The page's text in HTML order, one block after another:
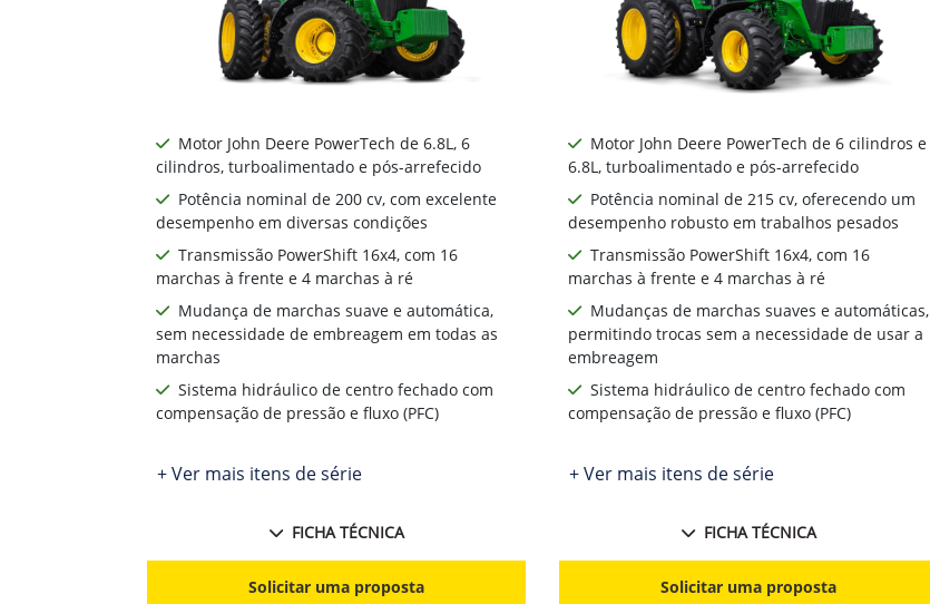
Motor John Deere PowerTech de 6.8L, 6
cilindros, turboalimentado e pós-arrefecido
Potência nominal de 200 cv, com excelente
desempenho em diversas condições
Transmissão PowerShift 16x4, com 16
marchas à frente e 4 marchas à ré
Mudança de marchas suave e automática,
sem necessidade de embreagem em todas as
marchas
Sistema hidráulico de centro fechado com
compensação de pressão e fluxo (PFC)
+ Ver mais itens de série
FICHA TÉCNICA
Solicitar uma proposta
Motor John Deere PowerTech de 6 cilindros e
6.8L, turboalimentado e pós-arrefecido
Potência nominal de 215 cv, oferecendo um
desempenho robusto em trabalhos pesados
Transmissão PowerShift 16x4, com 16
marchas à frente e 4 marchas à ré
Mudanças de marchas suaves e automáticas,
permitindo trocas sem a necessidade de usar a
embreagem
Sistema hidráulico de centro fechado com
compensação de pressão e fluxo (PFC)
+ Ver mais itens de série
FICHA TÉCNICA
Solicitar uma proposta